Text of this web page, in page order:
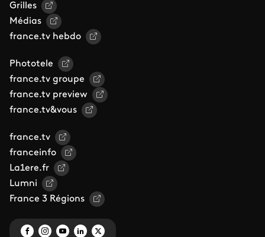
Grilles
Médias
france.tv hebdo
Phototele
france.tv groupe
france.tv preview
france.tv&vous
france.tv
franceinfo
La1ere.fr
Lumni
France 3 Régions